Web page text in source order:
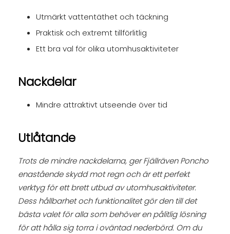
Utmärkt vattentäthet och täckning
Praktisk och extremt tillförlitlig
Ett bra val för olika utomhusaktiviteter
Nackdelar
Mindre attraktivt utseende över tid
Utlåtande
Trots de mindre nackdelarna, ger Fjällräven Poncho
enastående skydd mot regn och är ett perfekt
verktyg för ett brett utbud av utomhusaktiviteter.
Dess hållbarhet och funktionalitet gör den till det
bästa valet för alla som behöver en pålitlig lösning
för att hålla sig torra i oväntad nederbörd. Om du